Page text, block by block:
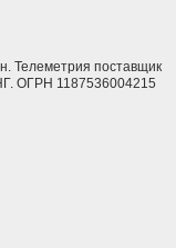
Телеметрия поставщик
ОГРН 1187536004215